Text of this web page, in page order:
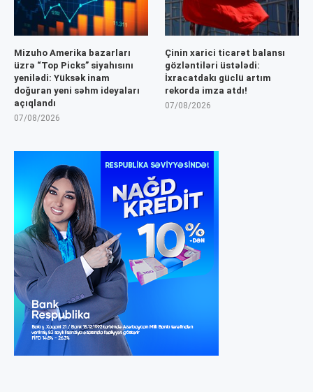
Mizuho Amerika bazarları
üzrə “Top Picks” siyahısını
yenilədi: Yüksək inam
doğuran yeni səhm ideyaları
açıqlandı
07/08/2026
Çinin xarici ticarət balansı
gözləntiləri üstələdi:
İxracatdakı güclü artım
rekorda imza atdı!
07/08/2026